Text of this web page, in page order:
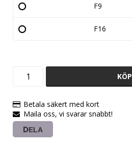
F9
F16
KÖP
Betala säkert med kort
Maila oss, vi svarar snabbt!
DELA